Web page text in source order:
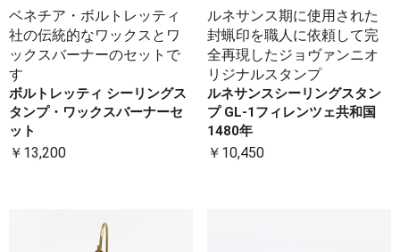
ベネチア・ボルトレッティ
社の伝統的なワックスとワ
ックスバーナーのセットで
す
ボルトレッティ シーリングス
タンプ・ワックスバーナーセ
ット
￥13,200
ルネサンス期に使用された
封蝋印を職人に依頼して完
全再現したジョヴァンニオ
リジナルスタンプ
ルネサンスシーリングスタン
プ GL-1フィレンツェ共和国
1480年
￥10,450